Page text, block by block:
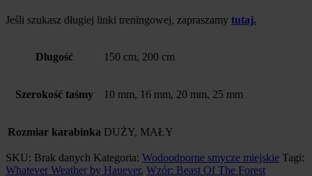
Jeśli szukasz długiej linki treningowej, zapraszamy tutaj.
Długość 150 cm, 200 cm
Szerokość taśmy 10 mm, 16 mm, 20 mm, 25 mm
Rozmiar karabinka DUŻY, MAŁY
SKU: Brak danych Kategoria: Wodoodporne smycze miejskie Tagi:
Whatever Weather by Hauever, Wzór: Beast Of The Forest